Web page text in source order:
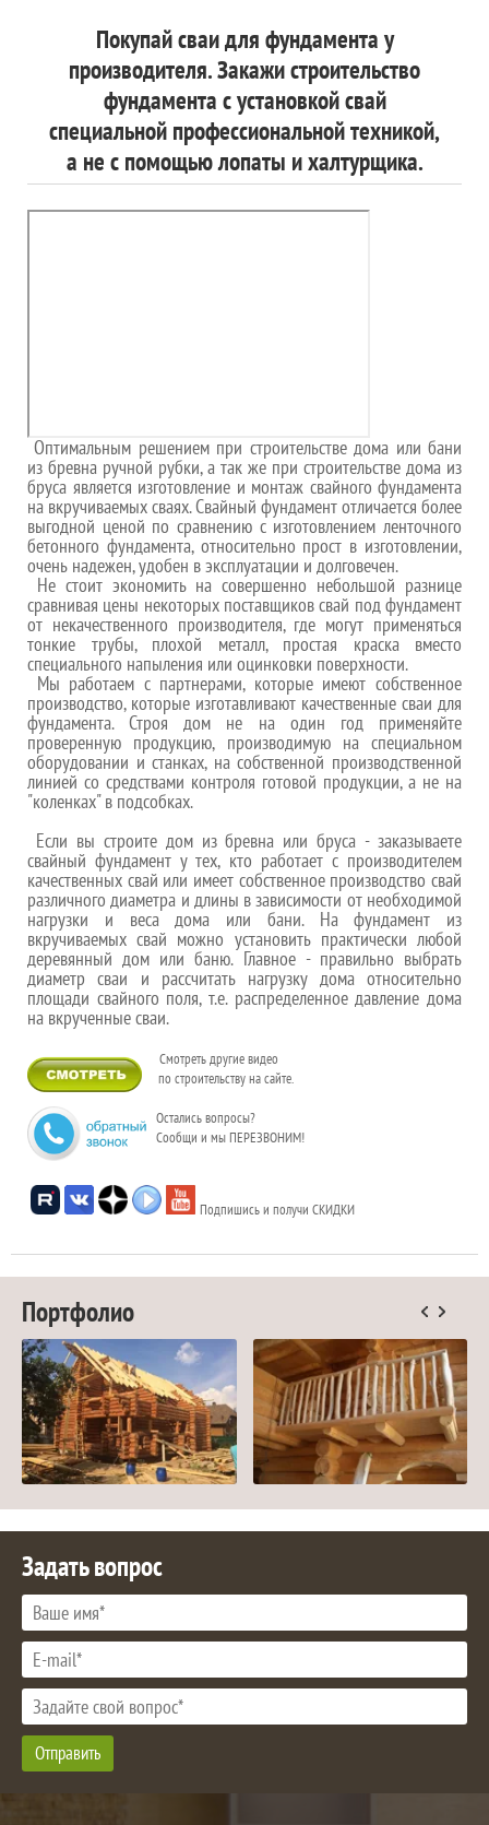
Покупай сваи для фундамента у
производителя. Закажи строительство
фундамента с установкой свай
специальной профессиональной техникой,
а не с помощью лопаты и халтурщика.
Оптимальным решением при строительстве дома или бани
из бревна ручной рубки, а так же при строительстве дома из
бруса является изготовление и монтаж свайного фундамента
на вкручиваемых сваях. Свайный фундамент отличается более
выгодной ценой по сравнению с изготовлением ленточного
бетонного фундамента, относительно прост в изготовлении,
очень надежен, удобен в эксплуатации и долговечен.
Не стоит экономить на совершенно небольшой разнице
сравнивая цены некоторых поставщиков свай под фундамент
от некачественного производителя, где могут применяться
тонкие трубы, плохой металл, простая краска вместо
специального напыления или оцинковки поверхности.
Мы работаем с партнерами, которые имеют собственное
производство, которые изготавливают качественные сваи для
фундамента. Строя дом не на один год применяйте
проверенную продукцию, производимую на специальном
оборудовании и станках, на собственной производственной
линией со средствами контроля готовой продукции, а не на
"коленках" в подсобках.
Если вы строите дом из бревна или бруса - заказываете
свайный фундамент у тех, кто работает с производителем
качественных свай или имеет собственное производство свай
различного диаметра и длины в зависимости от необходимой
нагрузки и веса дома или бани. На фундамент из
вкручиваемых свай можно установить практически любой
деревянный дом или баню. Главное - правильно выбрать
диаметр сваи и рассчитать нагрузку дома относительно
площади свайного поля, т.е. распределенное давление дома
на вкрученные сваи.
Смотреть другие видео
по строительству на сайте.
Остались вопросы?
Сообщи и мы ПЕРЕЗВОНИМ!
Подпишись и получи СКИДКИ
Портфолио
Задать вопрос
Отправить